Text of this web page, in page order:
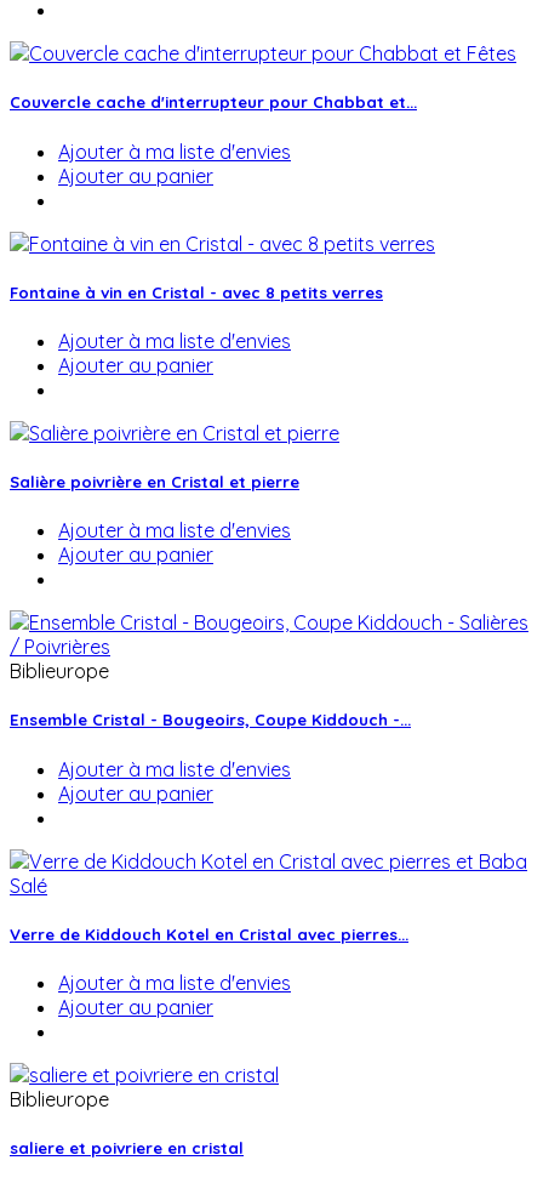
Couvercle cache d'interrupteur pour Chabbat et...
Ajouter à ma liste d'envies
Ajouter au panier
Fontaine à vin en Cristal - avec 8 petits verres
Ajouter à ma liste d'envies
Ajouter au panier
Salière poivrière en Cristal et pierre
Ajouter à ma liste d'envies
Ajouter au panier
Biblieurope
Ensemble Cristal - Bougeoirs, Coupe Kiddouch -...
Ajouter à ma liste d'envies
Ajouter au panier
Verre de Kiddouch Kotel en Cristal avec pierres...
Ajouter à ma liste d'envies
Ajouter au panier
Biblieurope
saliere et poivriere en cristal